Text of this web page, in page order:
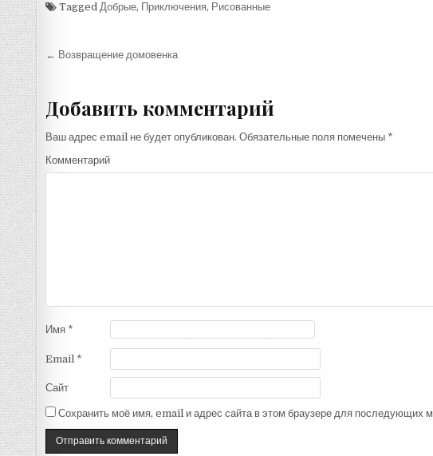
Tagged Добрые, Приключения, Рисованные
Навигация
записям
← Возвращение домовенка
Добавить комментарий
Ваш адрес email не будет опубликован. Обязательные поля помечены *
Комментарий
Имя *
Email *
Сайт
Сохранить моё имя, email и адрес сайта в этом браузере для последующих